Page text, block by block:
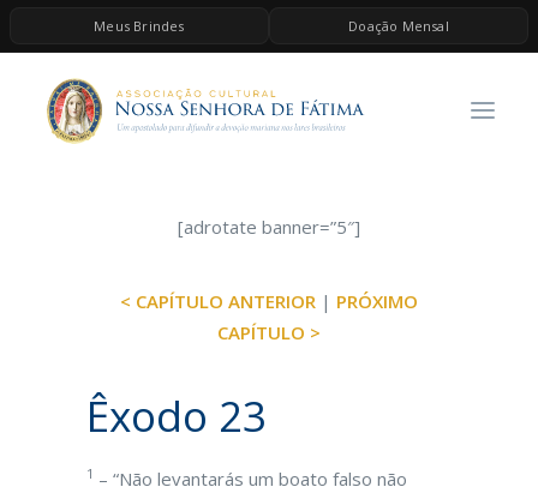
Meus Brindes Doação Mensal
HOME
A ASSOCIAÇÃO
ESPIRITUALIDADE
BRINDES
[adrotate banner=”5″]
< CAPÍTULO ANTERIOR | PRÓXIMO
CAPÍTULO >
Êxodo 23
1 – “Não levantarás um boato falso não